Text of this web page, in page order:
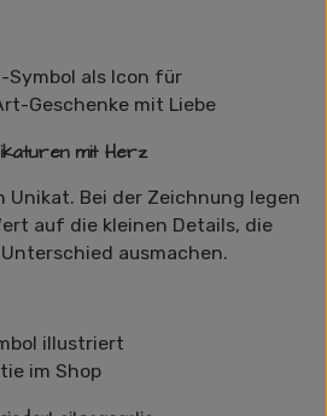
mit Herz
Unikat. Bei der Zeichnung legen
auf die kleinen Details, die
ausmachen.